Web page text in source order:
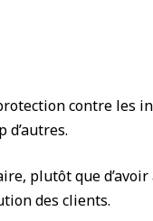
contre les
plutôt que
des clients.